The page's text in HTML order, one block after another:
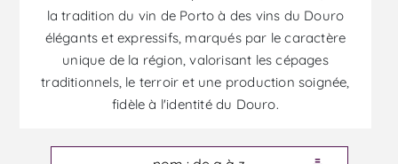
la tradition du vin de Porto à des vins du Douro
élégants et expressifs, marqués par le caractère
unique de la région, valorisant les cépages
traditionnels, le terroir et une production soignée,
fidèle à l'identité du Douro.